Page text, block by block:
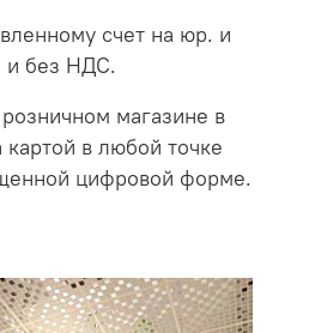
счет на юр. и
и без НДС.
магазине в
в любой точке
цифровой форме.